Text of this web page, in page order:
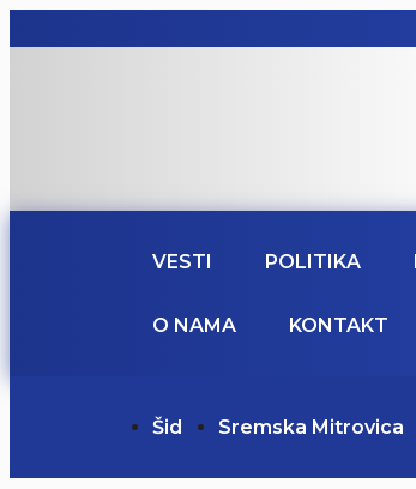
VESTI POLITIKA
O NAMA KONTAKT
Šid Sremska Mitrovica